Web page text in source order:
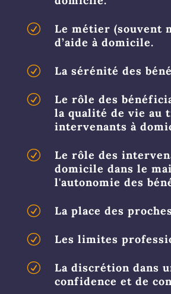
R
Le métier (souvent
d’aide à domicile.
R La sérénité des
R
Le rôle des
la qualité de vie au
intervenants à
R
Le rôle des
domicile dans le
l'autonomie des
R La place des
R Les limites
R
La discrétion dans
confidence et de